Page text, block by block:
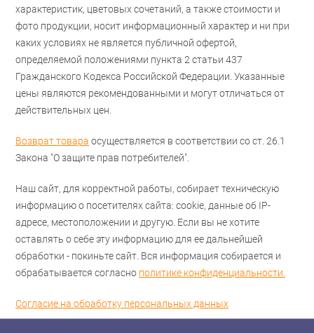
характеристик, цветовых сочетаний, а также стоимости и
фото продукции, носит информационный характер и ни при
каких условиях не является публичной офертой,
определяемой положениями пункта 2 статьи 437
Гражданского Кодекса Российской Федерации. Указанные
цены являются рекомендованными и могут отличаться от
действительных цен.
Возврат товара осуществляется в соответствии со ст. 26.1
Закона "О защите прав потребителей".
Наш сайт, для корректной работы, собирает техническую
информацию о посетителях сайта: cookie, данные об IP-
адресе, местоположении и другую. Если вы не хотите
оставлять о себе эту информацию для ее дальнейшей
обработки - покиньте сайт. Вся информация собирается и
обрабатывается согласно политике конфиденциальности.
Согласие на обработку персональных данных